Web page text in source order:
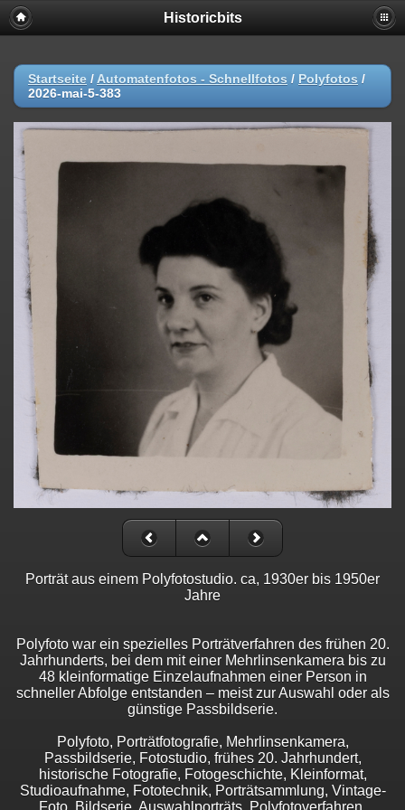
Historicbits
Startseite / Automatenfotos - Schnellfotos / Polyfotos /
2026-mai-5-383
Porträt aus einem Polyfotostudio. ca, 1930er bis 1950er
Jahre
Polyfoto war ein spezielles Porträtverfahren des frühen 20.
Jahrhunderts, bei dem mit einer Mehrlinsenkamera bis zu
48 kleinformatige Einzelaufnahmen einer Person in
schneller Abfolge entstanden – meist zur Auswahl oder als
günstige Passbildserie.
Polyfoto, Porträtfotografie, Mehrlinsenkamera,
Passbildserie, Fotostudio, frühes 20. Jahrhundert,
historische Fotografie, Fotogeschichte, Kleinformat,
Studioaufnahme, Fototechnik, Porträtsammlung, Vintage-
Foto, Bildserie, Auswahlporträts, Polyfotoverfahren,